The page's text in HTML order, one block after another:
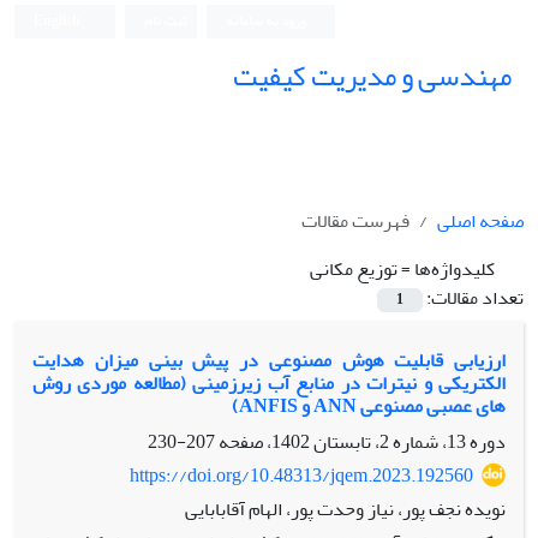
مهندسی و مدیریت کیفیت
صفحه اصلی
فهرست مقالات
کلیدواژه‌ها =توزیع مکانی
تعداد مقالات:
1
ارزیابی قابلیت هوش مصنوعی در پیش بینی میزان هدایت
الکتریکی و نیترات در منابع آب زیرزمینی (مطالعه موردی روش
های عصبی مصنوعی ANN و ANFIS)
دوره 13، شماره 2، تابستان 1402، صفحه
207-230
https://doi.org/10.48313/jqem.2023.192560
نویده نجف پور، نیاز وحدت پور، الهام آقابابایی